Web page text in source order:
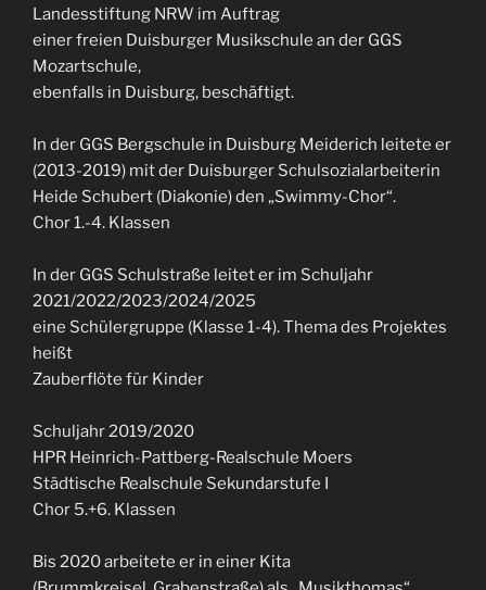
Landesstiftung NRW im Auftrag
einer freien Duisburger Musikschule an der GGS
Mozartschule,
ebenfalls in Duisburg, beschäftigt.
In der GGS Bergschule in Duisburg Meiderich leitete er
(2013-2019) mit der Duisburger Schulsozialarbeiterin
Heide Schubert (Diakonie) den „Swimmy-Chor“.
Chor 1.-4. Klassen
In der GGS Schulstraße leitet er im Schuljahr
2021/2022/2023/2024/2025
eine Schülergruppe (Klasse 1-4). Thema des Projektes
heißt
Zauberflöte für Kinder
Schuljahr 2019/2020
HPR Heinrich-Pattberg-Realschule Moers
Städtische Realschule Sekundarstufe I
Chor 5.+6. Klassen
Bis 2020 arbeitete er in einer Kita